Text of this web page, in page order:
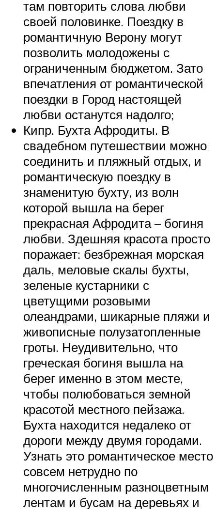
там повторить слова любви
своей половинке. Поездку в
романтичную Верону могут
позволить молодожены с
ограниченным бюджетом. Зато
впечатления от романтической
поездки в Город настоящей
любви останутся надолго;
Кипр. Бухта Афродиты. В
свадебном путешествии можно
соединить и пляжный отдых, и
романтическую поездку в
знаменитую бухту, из волн
которой вышла на берег
прекрасная Афродита – богиня
любви. Здешняя красота просто
поражает: безбрежная морская
даль, меловые скалы бухты,
зеленые кустарники с
цветущими розовыми
олеандрами, шикарные пляжи и
живописные полузатопленные
гроты. Неудивительно, что
греческая богиня вышла на
берег именно в этом месте,
чтобы полюбоваться земной
красотой местного пейзажа.
Бухта находится недалеко от
дороги между двумя городами.
Узнать это романтическое место
совсем нетрудно по
многочисленным разноцветным
лентам и бусам на деревьях и